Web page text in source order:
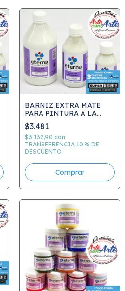
BARNIZ EXTRA MATE
PARA PINTURA A LA
TIZA CHALK PAINT
ETERNA
$3.481
$3.132,90 con
TRANSFERENCIA 10 % DE
DESCUENTO
Comprar